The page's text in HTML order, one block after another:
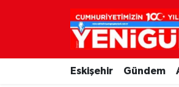
Eskişehir Gündem
Nöbetçi Eczaneler
Hava Durumu